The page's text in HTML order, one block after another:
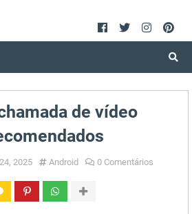
de vídeo
2025 Android 0 Comentários